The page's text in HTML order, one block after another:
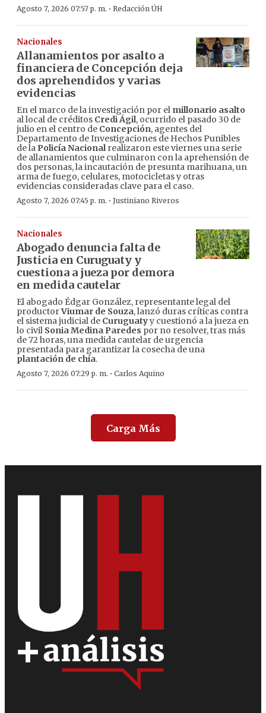
Agosto 7, 2026 07:57 p. m. · Redacción ÚH
Nacionales
Allanamientos por asalto a
financiera de Concepción deja
dos aprehendidos y varias
evidencias
En el marco de la investigación por el millonario asalto
al local de créditos Credi Ágil, ocurrido el pasado 30 de
julio en el centro de Concepción, agentes del
Departamento de Investigaciones de Hechos Punibles
de la Policía Nacionalrealizaron este viernes una serie
de allanamientos que culminaron con la aprehensión de
dos personas, la incautación de presunta marihuana, un
arma de fuego, celulares, motocicletas y otras
evidencias consideradas clave para el caso.
Agosto 7, 2026 07:45 p. m. · Justiniano Riveros
Nacionales
Abogado denuncia falta de
Justicia en Curuguaty y
cuestiona a jueza por demora
en medida cautelar
El abogado Édgar González, representante legal del
productorViumar de Souza, lanzó duras críticas contra
el sistema judicial de Curuguatyy cuestionó a la jueza en
lo civil Sonia Medina Paredes por no resolver, tras más
de 72 horas, una medida cautelar de urgencia
presentada para garantizar la cosecha de una
plantación de chía.
Agosto 7, 2026 07:29 p. m. · Carlos Aquino
Carga Más